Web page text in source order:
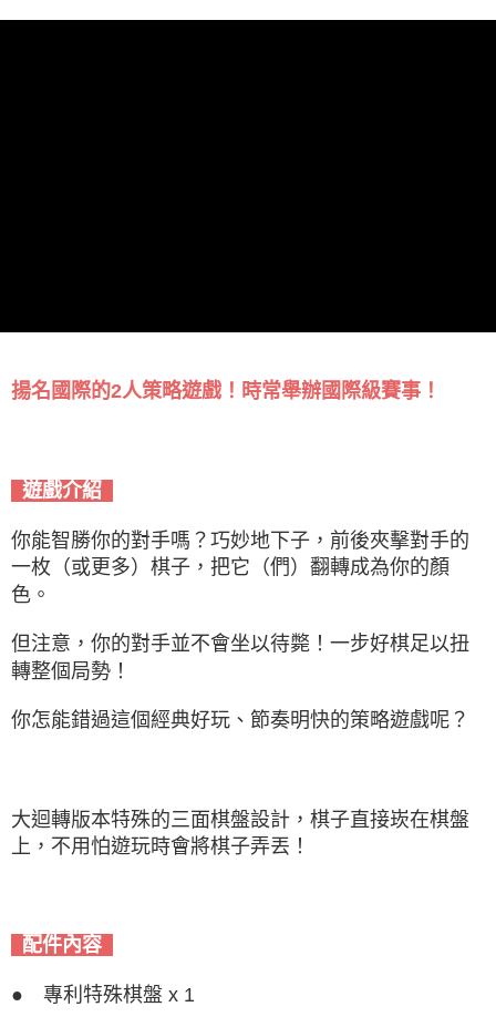
揚名國際的2人策略遊戲！時常舉辦國際級賽事！
遊戲介紹
你能智勝你的對手嗎？巧妙地下子，前後夾擊對手的
一枚（或更多）棋子，把它（們）翻轉成為你的顏
色。
但注意，你的對手並不會坐以待斃！一步好棋足以扭
轉整個局勢！
你怎能錯過這個經典好玩、節奏明快的策略遊戲呢？
大迴轉版本特殊的三面棋盤設計，棋子直接崁在棋盤
上，不用怕遊玩時會將棋子弄丟！
配件內容
● 專利特殊棋盤 x 1